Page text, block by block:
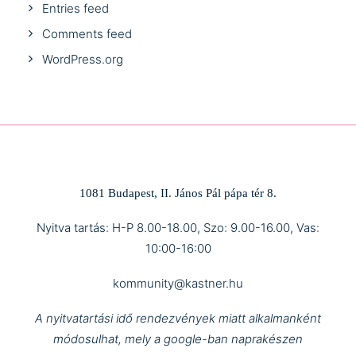
Entries feed
Comments feed
WordPress.org
1081 Budapest, II. János Pál pápa tér 8.
Nyitva tartás: H-P 8.00-18.00, Szo: 9.00-16.00, Vas:
10:00-16:00
kommunity@kastner.hu
A nyitvatartási idő rendezvények miatt alkalmanként
módosulhat, mely a google-ban naprakészen